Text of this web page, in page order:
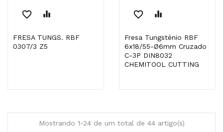
favorite_border equalizer
FRESA TUNGS. RBF
0307/3 Z5
favorite_border equalizer
Fresa Tungsténio RBF
6x18/55-Ø6mm Cruzado
C-3P DIN8032
CHEMITOOL CUTTING
Mostrando 1-24 de um total de 44 artigo(s)